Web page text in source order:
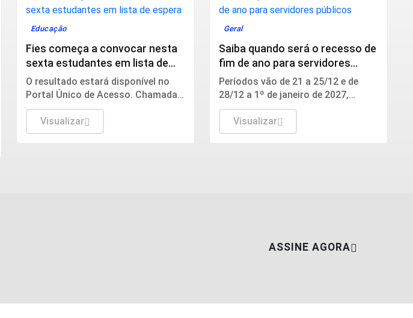
língua portuguesa e matemática
aprendizagem ainda é o principal
desafio do Brasil.
Educação
Fies começa a convocar nesta
sexta estudantes em lista de
espera
O resultado estará disponível no
Portal Único de Acesso. Chamada
ocorre até 24 de setembro.
Visualizar
Geral
Saiba quando será o recesso de
fim de ano para servidores
públicos
Períodos vão de 21 a 25/12 e de
28/12 a 1º de janeiro de 2027,
respectivamente, de acordo com
portaria do MGI.
Visualizar
ASSINE AGORA